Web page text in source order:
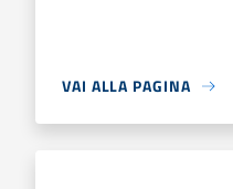
VAI ALLA PAGINA